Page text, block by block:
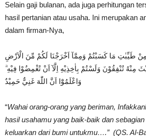
Selain gaji bulanan, ada juga perhitungan
hasil pertanian atau usaha. Ini merupakan
dalam firman-Nya,
مِنْ طَيِّبٰتِ مَا كَسَبْتُمْ وَمِمَّآ اَخْرَجْنَا لَكُمْ مِّنَ الْاَرْضِ
مِنْهُ تُنْفِقُوْنَ وَلَسْتُمْ بِاٰخِذِيْهِ اِلَّآ اَنْ تُغْمِضُوْا فِيْهِ
وَاعْلَمُوْٓا اَنَّ اللّٰهَ غَنِيٌّ حَمِيْدٌ
“Wahai orang-orang yang beriman,
hasil usahamu yang baik-baik dan
keluarkan dari bumi untukmu….” (QS. Al-